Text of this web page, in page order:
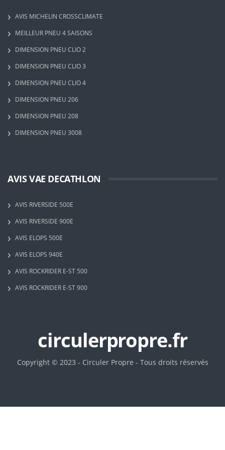
AVIS MICHELIN CROSSCLIMATE
MEILLEUR PNEU 4 SAISONS
DIMENSION PNEU CLIO 2
DIMENSION PNEU CLIO 3
DIMENSION PNEU CLIO 4
DIMENSION PNEU 206
DIMENSION PNEU 208
DIMENSION PNEU 3008
AVIS VAE DECATHLON
AVIS RIVERSIDE 500E
AVIS RIVERSIDE 900E
AVIS ELOPS 500E
AVIS ELOPS 940E
AVIS ROCKRIDER E-ST 500
AVIS ROCKRIDER E-ST 900
circulerpropre.fr
Copyright © 2023 - Circuler Propre - Tous droits réservés